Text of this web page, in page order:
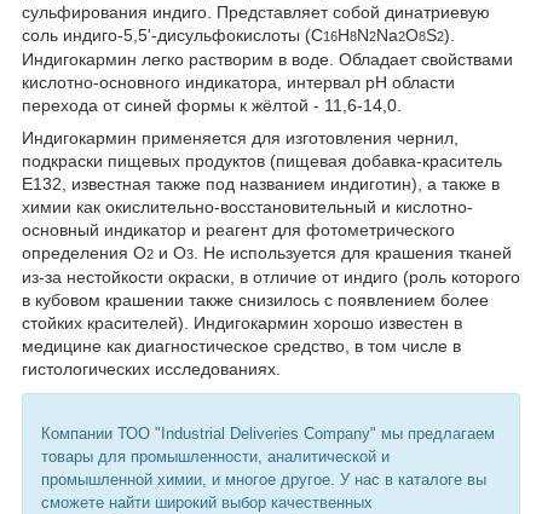
сульфирования индиго. Представляет собой динатриевую
соль индиго-5,5'-дисульфокислоты (C16H8N2Na2O8S2).
Индигокармин легко растворим в воде. Обладает свойствами
кислотно-основного индикатора, интервал pH области
перехода от синей формы к жёлтой - 11,6-14,0.
Индигокармин применяется для изготовления чернил,
подкраски пищевых продуктов (пищевая добавка-краситель
E132, известная также под названием индиготин), а также в
химии как окислительно-восстановительный и кислотно-
основный индикатор и реагент для фотометрического
определения O2 и O3
. Не используется для крашения тканей
из-за нестойкости окраски, в отличие от индиго (роль которого
в кубовом крашении также снизилось с появлением более
стойких красителей). Индигокармин хорошо известен в
медицине как диагностическое средство, в том числе в
гистологических исследованиях.
Компании ТОО "Industrial Deliveries Company" мы предлагаем
товары для промышленности, аналитической и
промышленной химии, и многое другое. У нас в каталоге вы
сможете найти широкий выбор качественных